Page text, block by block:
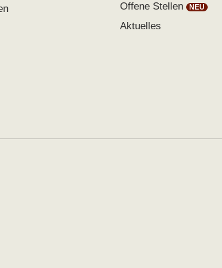
Offene Stellen
Aktuelles